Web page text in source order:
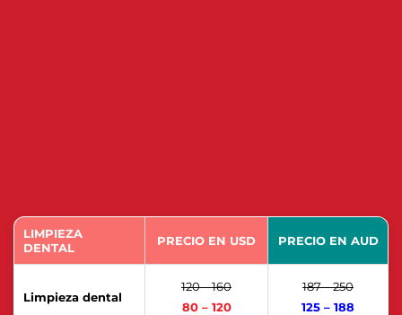
LIMPIEZA
DENTAL
PRECIO EN USD PRECIO EN AUD
Limpieza dental
120 – 160
80 – 120
187 – 250
125 – 188